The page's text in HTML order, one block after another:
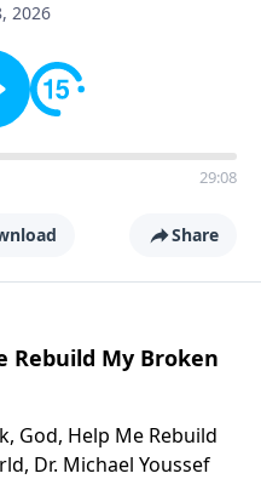
2026
29:08
Share
Rebuild My Broken
God, Help Me Rebuild
Dr. Michael Youssef